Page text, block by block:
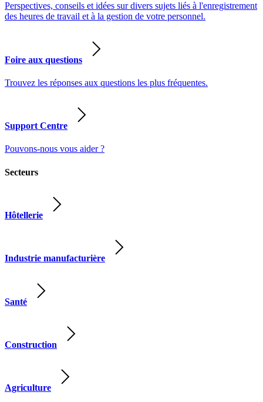
Perspectives, conseils et idées sur divers sujets liés à l'enregistrement
des heures de travail et à la gestion de votre personnel.
Foire aux questions
Trouvez les réponses aux questions les plus fréquentes.
Support Centre
Pouvons-nous vous aider ?
Secteurs
Hôtellerie
Industrie manufacturière
Santé
Construction
Agriculture